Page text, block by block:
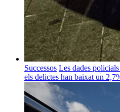
Successos Les dades
els delictes han baixat un